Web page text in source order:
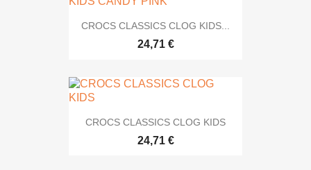
CROCS CLASSICS CLOG KIDS...
24,71 €
CROCS CLASSICS CLOG KIDS
24,71 €